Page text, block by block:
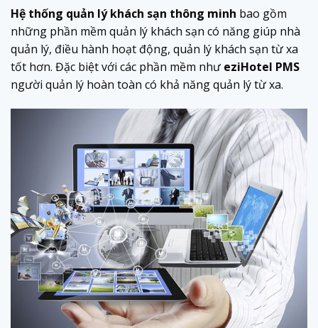
Hệ thống quản lý khách sạn thông minh bao gồm
những phần mềm quản lý khách sạn có năng giúp nhà
quản lý, điều hành hoạt động, quản lý khách sạn từ xa
tốt hơn. Đặc biệt với các phần mềm như eziHotel PMS
người quản lý hoàn toàn có khả năng quản lý từ xa.